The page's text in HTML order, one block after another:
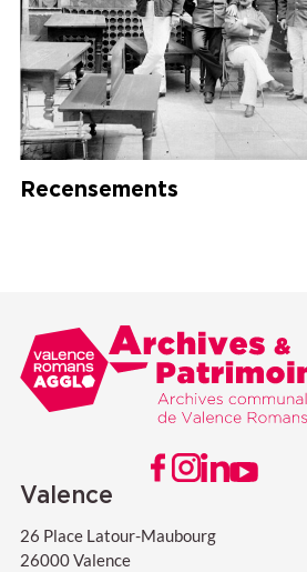
Recensements
Valence Romans agglo
VISITER NOTRE PAGE
VISITER NOTRE
VISITERVISITER
Valence
26 Place Latour-Maubourg
26000 Valence